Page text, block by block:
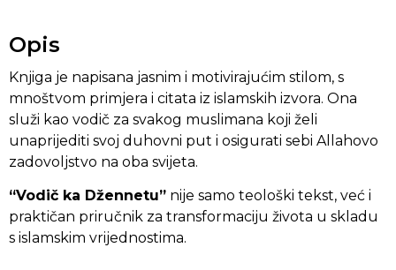
Opis
Knjiga je napisana jasnim i motivirajućim stilom, s
mnoštvom primjera i citata iz islamskih izvora. Ona
služi kao vodič za svakog muslimana koji želi
unaprijediti svoj duhovni put i osigurati sebi Allahovo
zadovoljstvo na oba svijeta.
“Vodič ka Džennetu” nije samo teološki tekst, već i
praktičan priručnik za transformaciju života u skladu
s islamskim vrijednostima.